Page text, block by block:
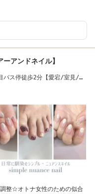
アンドネイル】
ス停徒歩2分【愛宕/室見/藤
整☆オトナ女性のための似合